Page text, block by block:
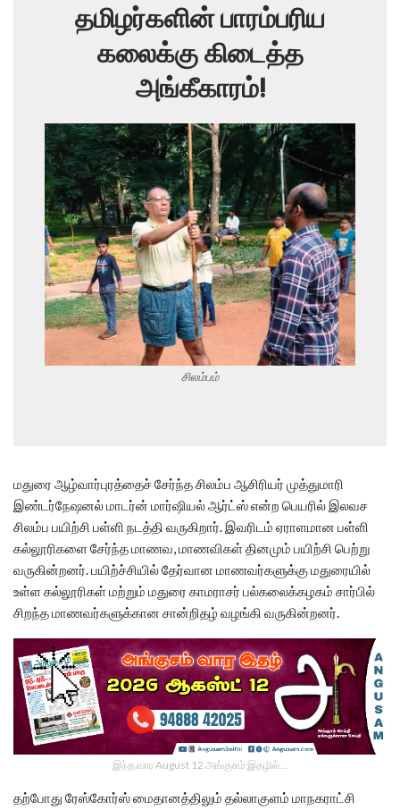
தமிழர்களின் பாரம்பரிய
கலைக்கு கிடைத்த
அங்கீகாரம்!
சிலம்பம்
மதுரை ஆழ்வார்புரத்தைச் சேர்ந்த சிலம்ப ஆசிரியர் முத்துமாரி
இண்டர்நேஷனல் மாடர்ன் மார்ஷியல் ஆர்ட்ஸ் என்ற பெயரில் இலவச
சிலம்ப பயிற்சி பள்ளி நடத்தி வருகிறார். இவரிடம் ஏராளமான பள்ளி
கல்லூரிகளை சேர்ந்த மாணவ, மாணவிகள் தினமும் பயிற்சி பெற்று
வருகின்றனர். பயிற்ச்சியில் தேர்வான மாணவர்களுக்கு மதுரையில்
உள்ள கல்லூரிகள் மற்றும் மதுரை காமராசர் பல்கலைக்கழகம் சார்பில்
சிறந்த மாணவர்களுக்கான சான்றிதழ் வழங்கி வருகின்றனர்.
இந்த வார August 12 அங்குசம் இதழில்…
தற்போது ரேஸ்கோர்ஸ் மைதானத்திலும் தல்லாகுளம் மாநகராட்சி